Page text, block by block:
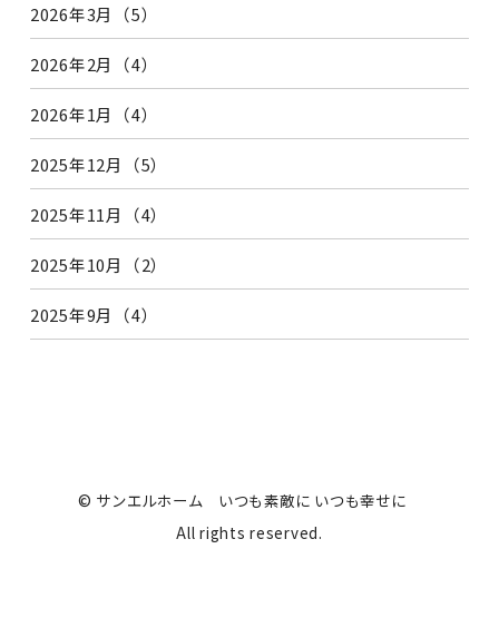
2026年3月（5）
2026年2月（4）
2026年1月（4）
2025年12月（5）
2025年11月（4）
2025年10月（2）
2025年9月（4）
© サンエルホーム いつも素敵に いつも幸せに
All rights reserved.